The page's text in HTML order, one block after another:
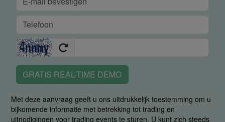
GRATIS REAL-TIME DEMO
Met deze aanvraag geeft u ons uitdrukkelijk toestemming om u
bijkomende informatie met betrekking tot trading en
uitnodigingen voor trading events te sturen. U kunt zich steeds